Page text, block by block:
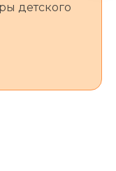
детского